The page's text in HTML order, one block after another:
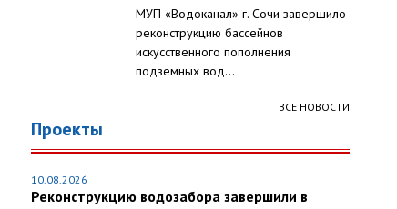
МУП «Водоканал» г. Сочи завершило
реконструкцию бассейнов
искусственного пополнения
подземных вод...
ВСЕ НОВОСТИ
Проекты
10.08.2026
Реконструкцию водозабора завершили в